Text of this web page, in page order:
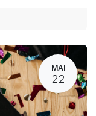
MAI
22